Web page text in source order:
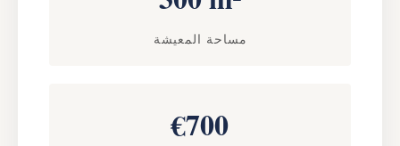
مساحة المعيشة
€700